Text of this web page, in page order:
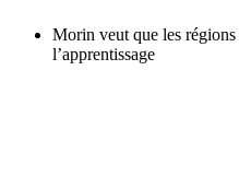
Morin veut que les
l’apprentissage